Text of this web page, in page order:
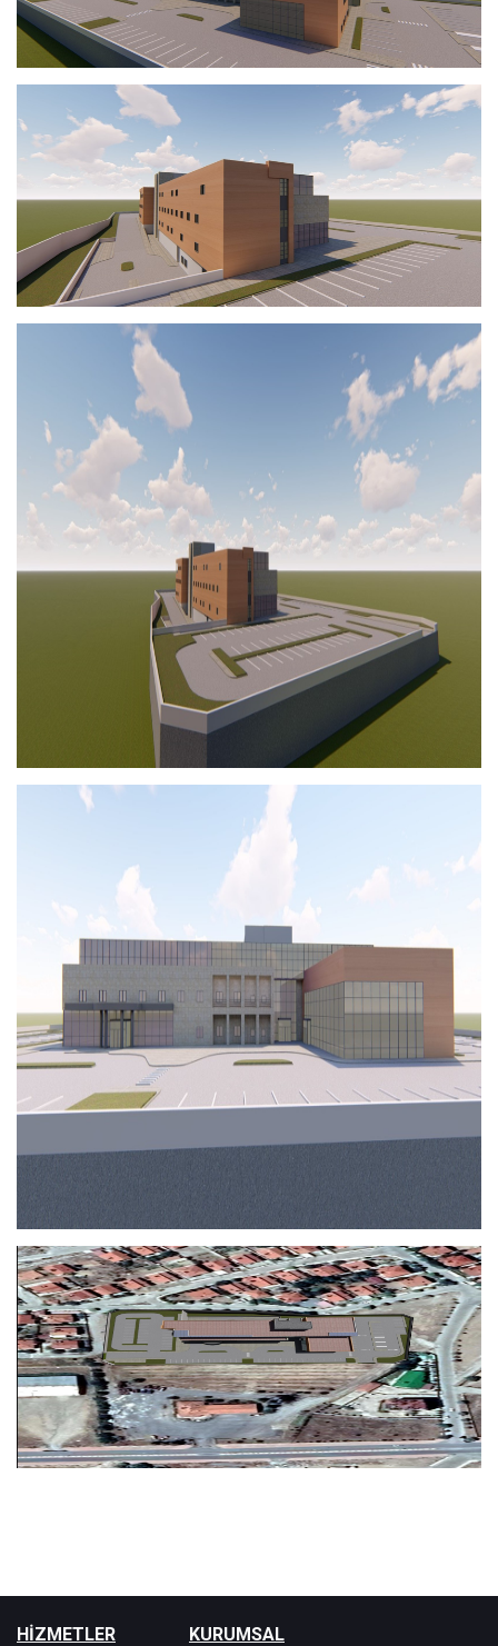
HİZMETLER KURUMSAL